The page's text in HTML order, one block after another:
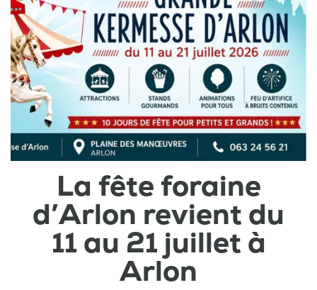
La fête foraine
d’Arlon revient du
11 au 21 juillet à
Arlon